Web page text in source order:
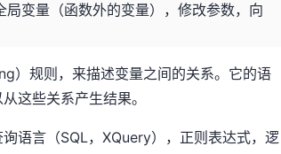
变量（函数外的变量），修改参数，向
）规则，来描述变量之间的关系。它的语
这些关系产生结果。
语言（SQL，XQuery），正则表达式，逻